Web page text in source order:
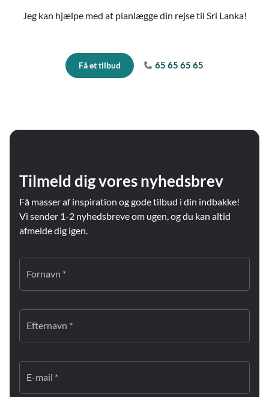
Jeg kan hjælpe med at planlægge din rejse til Sri Lanka!
Få et tilbud 65 65 65 65
Tilmeld dig vores nyhedsbrev
Få masser af inspiration og gode tilbud i din indbakke!
Vi sender 1-2 nyhedsbreve om ugen, og du kan altid
afmelde dig igen.
Fornavn *
Efternavn *
E-mail *